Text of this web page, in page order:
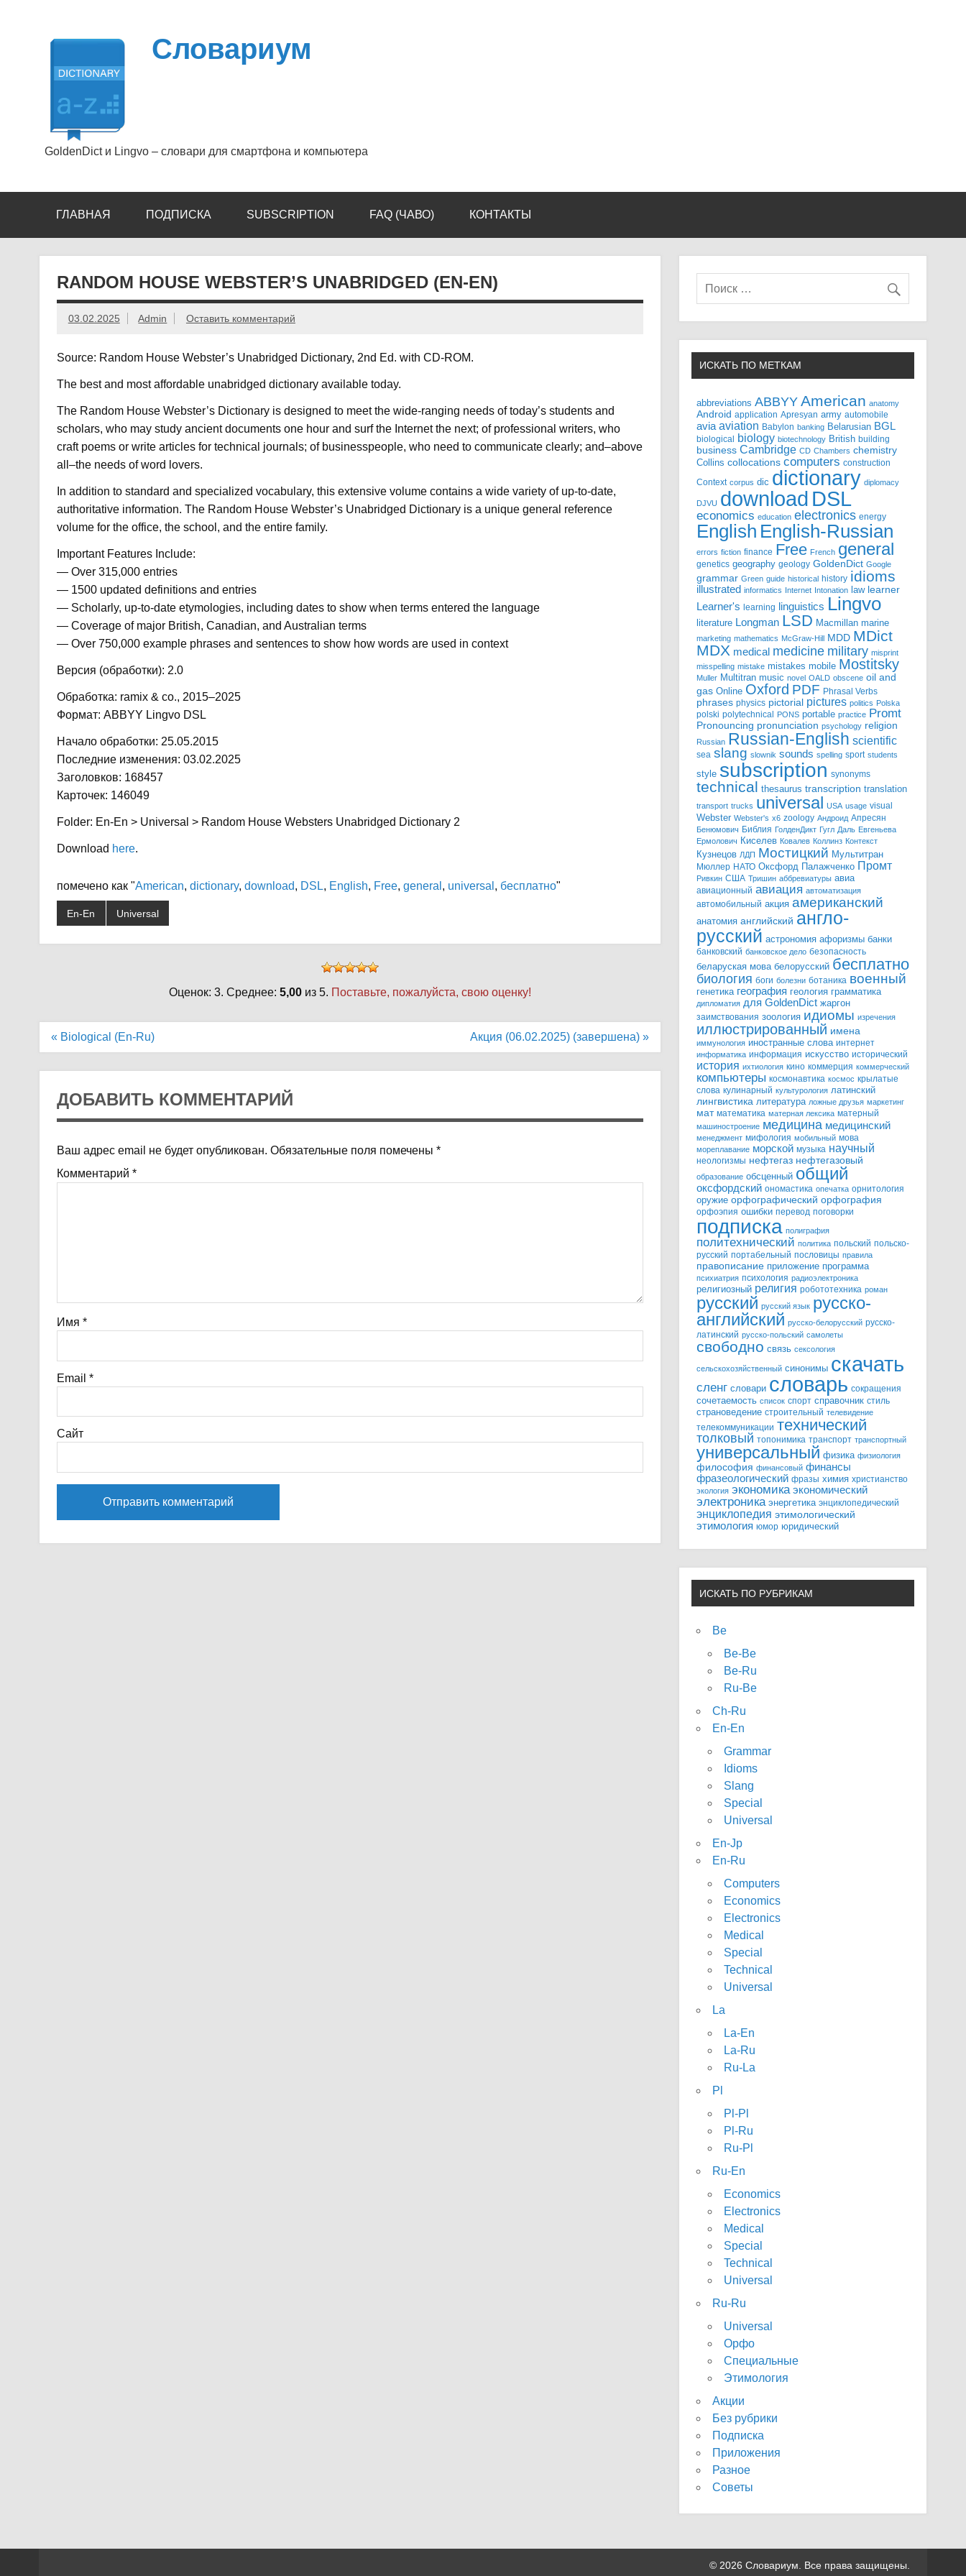
Словариум
GoldenDict и Lingvo – словари для смартфона и компьютера
ГЛАВНАЯ ПОДПИСКА SUBSCRIPTION FAQ (ЧАВО) КОНТАКТЫ
RANDOM HOUSE WEBSTER’S UNABRIDGED (EN-EN)
03.02.2025 Admin Оставить комментарий
Source: Random House Webster’s Unabridged Dictionary, 2nd Ed. with CD-ROM.
The best and most affordable unabridged dictionary available today.
The Random House Webster’s Dictionary is designed to meet the wide-ranging needs of today’s students and
scholars, who may study ancient documents one hour and surf the Internet the next; of professional writers, who
craft poems or write articles for technical journals; of businesspeople, who need to communicate clearly; and–above
all–the needs of word lovers.
In addition to standard and specialized vocabulary, this extensive volume contains a wide variety of up-to-date,
authoritative information. The Random House Webster’s Unabridged Dictionary is a unique general reference
volume for the office, the school, and the entire family.
Important Features Include:
— Over 315,000 entries
— 1500 updated definitions and entries
— Scholarly, up-to-date etymologies, including dates to show when terms entered the language
— Coverage of major British, Canadian, and Australian terms
— Over 750,000 example phrases and sentences to show how words are used in context
Версия (обработки): 2.0
Обработка: ramix & co., 2015–2025
Формат: ABBYY Lingvo DSL
Начало обработки: 25.05.2015
Последние изменения: 03.02.2025
Заголовков: 168457
Карточек: 146049
Folder: En-En > Universal > Random House Websters Unabridged Dictionary 2
Download here.
помечено как "American, dictionary, download, DSL, English, Free, general , universal , бесплатно"
En-En Universal
Оценок: 3. Среднее: 5,00из 5. Поставьте, пожалуйста, свою оценку!
Навигация
« Biological (En-Ru) Акция (06.02.2025) (завершена) »
ДОБАВИТЬ КОММЕНТАРИЙ
Ваш адрес email не будет опубликован. Обязательные поля помечены *
Комментарий *
Имя *
Email *
Сайт
ИСКАТЬ ПО МЕТКАМ
abbreviations ABBYY American anatomy
Android application Apresyan army automobile
avia aviation Babylon banking Belarusian BGL
biological biology biotechnology British building
business Cambridge CD Chambers chemistry
Collins collocations computers construction
Context corpus dic dictionary diplomacy
DJVU download DSL
economics education electronics energy
English English-Russian
errors fiction finance Free French general
genetics geography geology GoldenDict Google
grammar Green guide historical history idioms
illustrated informatics Internet Intonation law learner
Learner's learning linguistics Lingvo
literature Longman LSD Macmillan marine
marketing mathematics McGraw-Hill MDD MDict
MDX medical medicine military misprint
misspelling mistake mistakes mobile Mostitsky
Muller Multitran music novel OALD obscene oil and
gas Online Oxford PDF Phrasal Verbs
phrases physics pictorial pictures politics Polska
polski polytechnical PONS portable practice Promt
Pronouncing pronunciation psychology religion
Russian Russian-English scientific
sea slang slownik sounds spelling sport students
style subscription synonyms
technical thesaurus transcription translation
transport trucks universal USA usage visual
Webster Webster's x6 zoology Андроид Апресян
Бенюмович Библия ГолденДикт Гугл Даль Евгеньева
Ермолович Киселев Ковалев Коллинз Контекст
Кузнецов ЛДП Мостицкий Мультитран
Мюллер НАТО Оксфорд Палажченко Промт
Ривкин США Тришин аббревиатуры авиа
авиационный авиация автоматизация
автомобильный акция американский
анатомия английский англо-
русский астрономия афоризмы банки
банковский банковское дело безопасность
беларуская мова белорусский бесплатно
биология боги болезни ботаника военный
генетика география геология грамматика
дипломатия для GoldenDict жаргон
заимствования зоология идиомы изречения
иллюстрированный имена
иммунология иностранные слова интернет
информатика информация искусство исторический
история ихтиология кино коммерция коммерческий
компьютеры космонавтика космос крылатые
слова кулинарный культурология латинский
лингвистика литература ложные друзья маркетинг
мат математика матерная лексика матерный
машиностроение медицина медицинский
менеджмент мифология мобильный мова
мореплавание морской музыка научный
неологизмы нефтегаз нефтегазовый
образование обсценный общий
оксфордский ономастика опечатка орнитология
оружие орфографический орфография
орфоэпия ошибки перевод поговорки
подписка полиграфия
политехнический политика польский польско-
русский портабельный пословицы правила
правописание приложение программа
психиатрия психология радиоэлектроника
религиозный религия робототехника роман
русский русский язык русско-
английский русско-белорусский русско-
латинский русско-польский самолеты
свободно связь сексология
сельскохозяйственный синонимы скачать
сленг словари словарь сокращения
сочетаемость список спорт справочник стиль
страноведение строительный телевидение
телекоммуникации технический
толковый топонимика транспорт транспортный
универсальный физика физиология
философия финансовый финансы
фразеологический фразы химия христианство
экология экономика экономический
электроника энергетика энциклопедический
энциклопедия этимологический
этимология юмор юридический
ИСКАТЬ ПО РУБРИКАМ
Be
Be-Be
Be-Ru
Ru-Be
Ch-Ru
En-En
Grammar
Idioms
Slang
Special
Universal
En-Jp
En-Ru
Computers
Economics
Electronics
Medical
Special
Technical
Universal
La
La-En
La-Ru
Ru-La
Pl
Pl-Pl
Pl-Ru
Ru-Pl
Ru-En
Economics
Electronics
Medical
Special
Technical
Universal
Ru-Ru
Universal
Орфо
Специальные
Этимология
Акции
Без рубрики
Подписка
Приложения
Разное
Советы
© 2026 Словариум. Все права защищены.